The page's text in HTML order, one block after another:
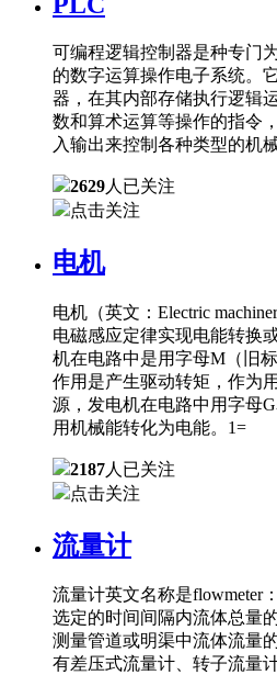
可编程逻辑控制器是种专门
的数字运算操作电子系统。
器，在其内部存储执行逻辑
数和算术运算等操作的指令
入输出来控制各种类型的机
2629人已关注
点击关注
电机
电机（英文：Electric
电磁感应定律实现电能转换
机在电路中是用字母M（旧
作用是产生驱动转矩，作为
源，发电机在电路中用字母
用机械能转化为电能。1=
2187人已关注
点击关注
流量计
流量计英文名称是flowmeter
选定的时间间隔内流体总量
测量管道或明渠中流体流量
有差压式流量计、转子流量